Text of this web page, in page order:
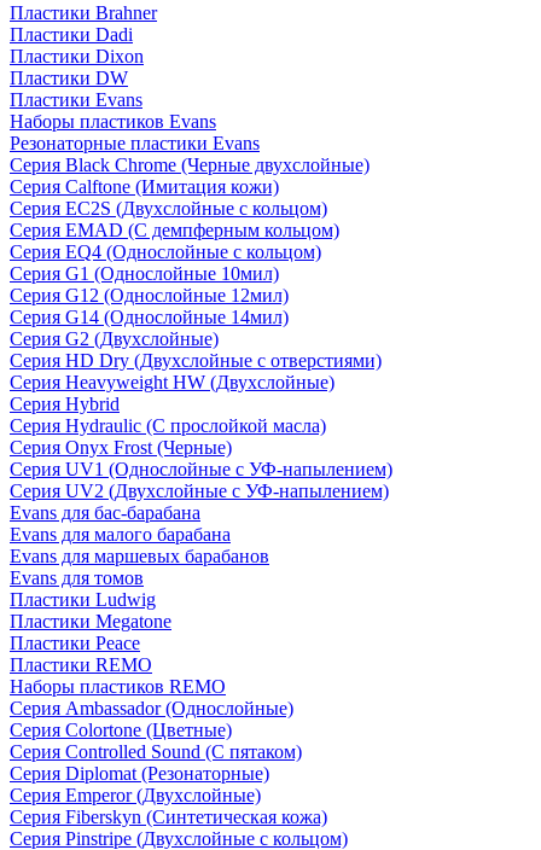
Пластики Brahner
Пластики Dadi
Пластики Dixon
Пластики DW
Пластики Evans
Наборы пластиков Evans
Резонаторные пластики Evans
Серия Black Chrome (Черные двухслойные)
Серия Calftone (Имитация кожи)
Серия EC2S (Двухслойные с кольцом)
Серия EMAD (С демпферным кольцом)
Серия EQ4 (Однослойные с кольцом)
Серия G1 (Однослойные 10мил)
Серия G12 (Однослойные 12мил)
Серия G14 (Однослойные 14мил)
Серия G2 (Двухслойные)
Серия HD Dry (Двухслойные с отверстиями)
Серия Heavyweight HW (Двухслойные)
Серия Hybrid
Серия Hydraulic (С прослойкой масла)
Серия Onyx Frost (Черные)
Серия UV1 (Однослойные с УФ-напылением)
Серия UV2 (Двухслойные с УФ-напылением)
Evans для бас-барабана
Evans для малого барабана
Evans для маршевых барабанов
Evans для томов
Пластики Ludwig
Пластики Megatone
Пластики Peace
Пластики REMO
Наборы пластиков REMO
Серия Ambassador (Однослойные)
Серия Colortone (Цветные)
Серия Controlled Sound (С пятаком)
Серия Diplomat (Резонаторные)
Серия Emperor (Двухслойные)
Серия Fiberskyn (Синтетическая кожа)
Серия Pinstripe (Двухслойные с кольцом)